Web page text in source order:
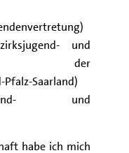
und
der
Saarland)
und
habe ich mich